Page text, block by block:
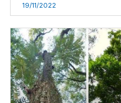
19/11/2022